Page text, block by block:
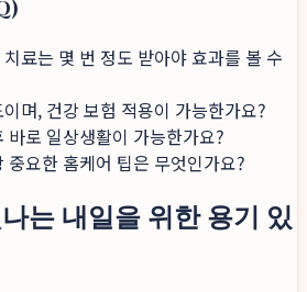
료는 몇 번 정도 받아야 효과를 볼 수
며, 건강 보험 적용이 가능한가요?
바로 일상생활이 가능한가요?
중요한 홈케어 팁은 무엇인가요?
는 내일을 위한 용기 있